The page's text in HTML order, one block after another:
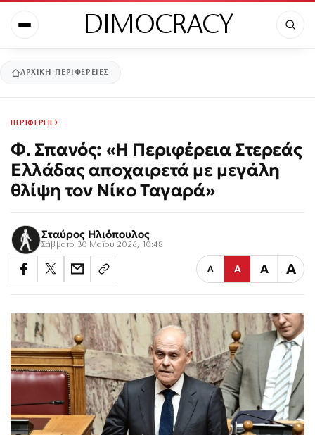
DIMOCRACY
ΑΡΧΙΚΉ ΠΕΡΙΦΕΡΕΙΕΣ
ΠΕΡΙΦΕΡΕΙΕΣ
Φ. Σπανός: «Η Περιφέρεια Στερεάς
Ελλάδας αποχαιρετά με μεγάλη
θλίψη τον Νίκο Ταγαρά»
Σταύρος Ηλιόπουλος
Σάββατο 30 Μαΐου 2026, 10:48
Α Α Α Α